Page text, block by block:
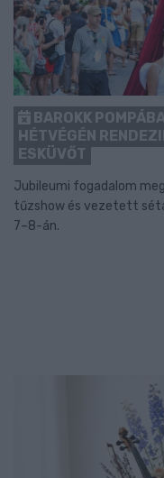
BAROKK
HÉTVÉGÉN
ESKÜVŐT
Jubileumi fogadalom
tűzshow és vezetett
7–8-án.